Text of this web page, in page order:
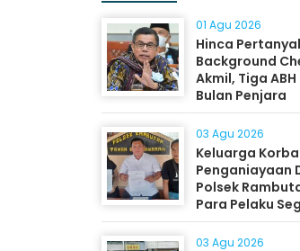
01 Agu 2026
Hinca
Background
Akmil, Tiga
Bulan Penjara
03 Agu 2026
Keluarga
Penganiayaan
Polsek
Para Pelaku
Ditangkap
03 Agu 2026